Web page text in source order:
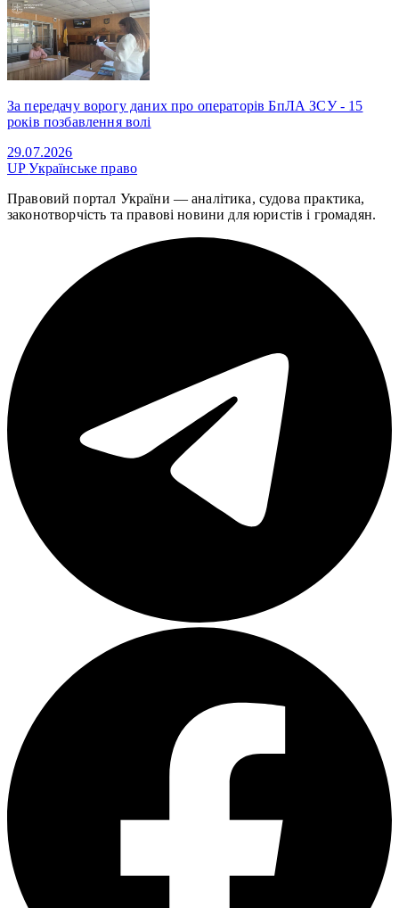
За передачу ворогу даних про операторів БпЛА ЗСУ - 15
років позбавлення волі
29.07.2026
UPУкраїнське право
Правовий портал України — аналітика, судова практика,
законотворчість та правові новини для юристів і громадян.